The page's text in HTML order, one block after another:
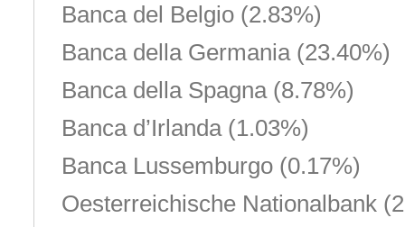
Banca del Belgio (2.83%)
Banca della Germania (23.40%)
Banca della Spagna (8.78%)
Banca d’Irlanda (1.03%)
Banca Lussemburgo (0.17%)
Oesterreichische Nationalbank